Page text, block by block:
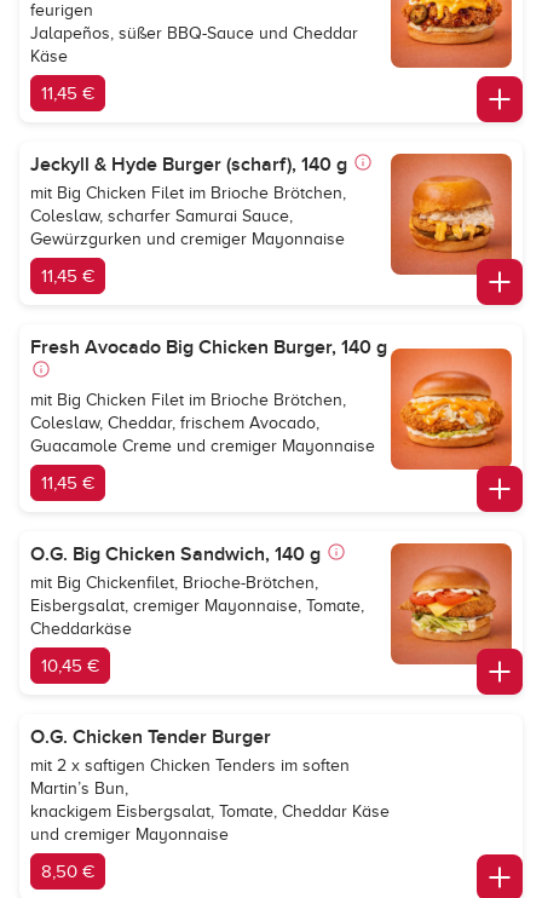
feurigen
Jalapeños, süßer BBQ-Sauce und Cheddar
Käse
11,45 €
Jeckyll & Hyde Burger (scharf), 140 g
mit Big Chicken Filet im Brioche Brötchen,
Coleslaw, scharfer Samurai Sauce,
Gewürzgurken und cremiger Mayonnaise
11,45 €
Fresh Avocado Big Chicken Burger, 140 g
mit Big Chicken Filet im Brioche Brötchen,
Coleslaw, Cheddar, frischem Avocado,
Guacamole Creme und cremiger Mayonnaise
11,45 €
O.G. Big Chicken Sandwich, 140 g
mit Big Chickenfilet, Brioche-Brötchen,
Eisbergsalat, cremiger Mayonnaise, Tomate,
Cheddarkäse
10,45 €
O.G. Chicken Tender Burger
mit 2 x saftigen Chicken Tenders im soften
Martin’s Bun,
knackigem Eisbergsalat, Tomate, Cheddar Käse
und cremiger Mayonnaise
8,50 €